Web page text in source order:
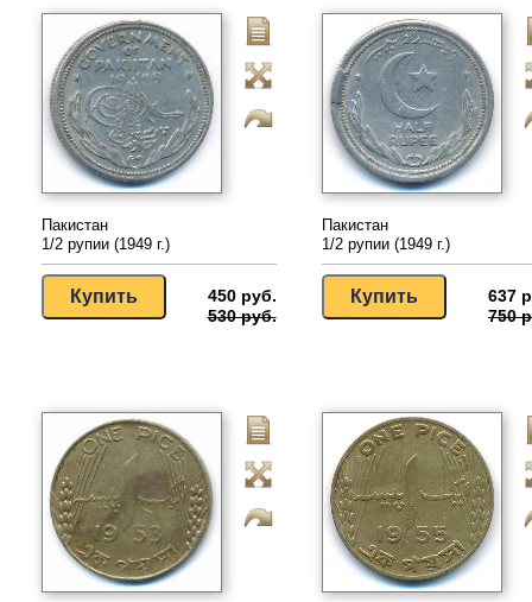
Пакистан
1/2 рупии (1949 г.)
450 руб.
530 руб.
Пакистан
1/2 рупии (1949 г.)
637
750